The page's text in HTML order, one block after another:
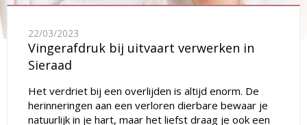
22/03/2023
Vingerafdruk bij uitvaart verwerken in
Sieraad
Het verdriet bij een overlijden is altijd enorm. De
herinneringen aan een verloren dierbare bewaar je
natuurlijk in je hart, maar het liefst draag je ook een